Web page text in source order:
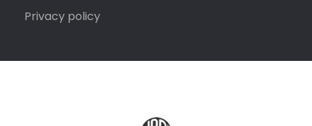
Privacy policy